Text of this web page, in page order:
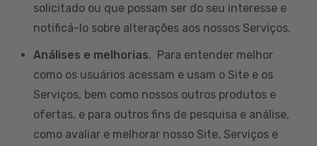
solicitado ou que possam ser do seu interesse e
notificá-lo sobre alterações aos nossos Serviços.
Análises e melhorias. Para entender melhor
como os usuários acessam e usam o Site e os
Serviços, bem como nossos outros produtos e
ofertas, e para outros fins de pesquisa e análise,
como avaliar e melhorar nosso Site, Serviços e